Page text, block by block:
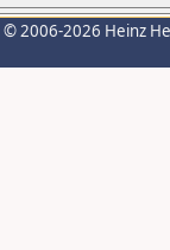
© 2006-2026 Heinz